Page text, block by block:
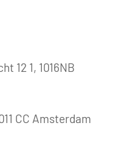
12 1, 1016NB
CC Amsterdam